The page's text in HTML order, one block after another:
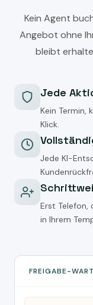
Kein Agent
Angebot ohne
bleibt
Jede
Kein Termin,
Klick.
Jede KI-
Erst Telefon,
in Ihrem
FREIGABE-